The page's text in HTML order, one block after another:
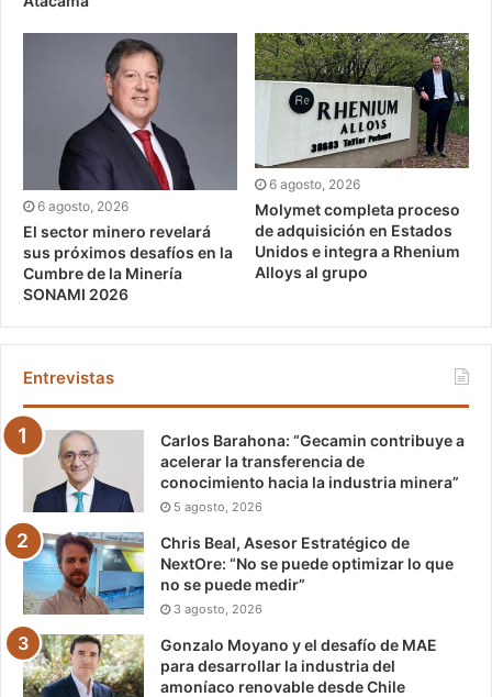
6 agosto, 2026
El sector minero revelará
sus próximos desafíos en la
Cumbre de la Minería
SONAMI 2026
6 agosto, 2026
Molymet completa proceso
de adquisición en Estados
Unidos e integra a Rhenium
Alloys al grupo
Entrevistas
Carlos Barahona: “Gecamin contribuye a
acelerar la transferencia de
conocimiento hacia la industria minera”
5 agosto, 2026
Chris Beal, Asesor Estratégico de
NextOre: “No se puede optimizar lo que
no se puede medir”
3 agosto, 2026
Gonzalo Moyano y el desafío de MAE
para desarrollar la industria del
amoníaco renovable desde Chile